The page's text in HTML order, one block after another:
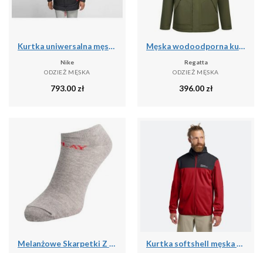
Kurtka uniwersalna męska Nike Kyrie Protect
Nike
ODZIEŻ MĘSKA
793.00 zł
Męska wodoodporna kurtka Slyvan
Regatta
ODZIEŻ MĘSKA
396.00 zł
Melanżowe Skarpetki Z Logo Dla Dorosłych Unisex (zestaw 3 Sztuk) Kurtka softshell męska Jack Wolfskin Feldberg Hoody